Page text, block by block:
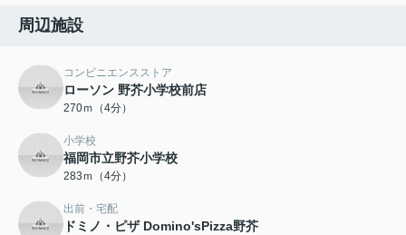
周辺施設
コンビニエンスストア
ローソン 野芥小学校前店
270ｍ（4分）
小学校
福岡市立野芥小学校
283ｍ（4分）
出前・宅配
ドミノ・ピザ Domino'sPizza野芥